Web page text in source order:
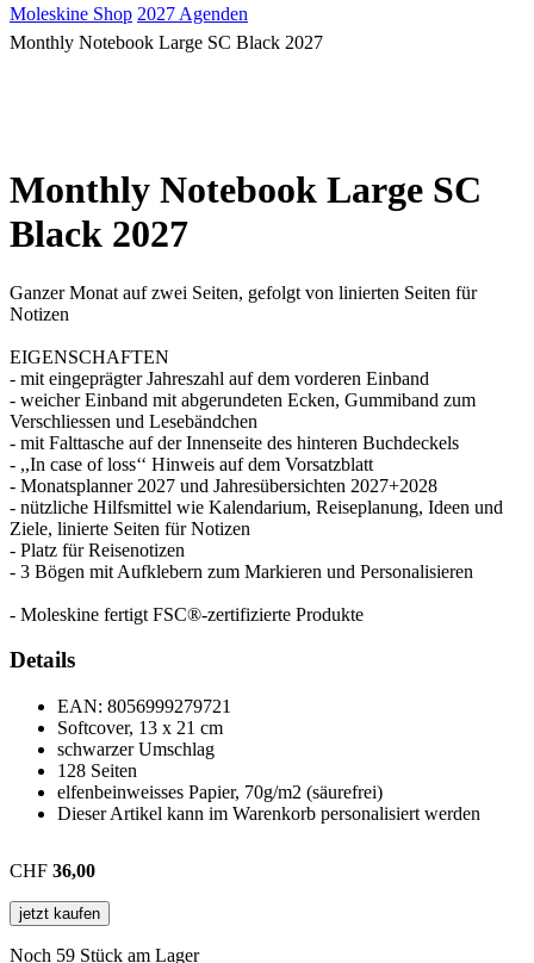
Moleskine Shop 2027 Agenden
Monthly Notebook Large SC Black 2027
Monthly Notebook Large SC
Black 2027
Ganzer Monat auf zwei Seiten, gefolgt von linierten Seiten für
Notizen
EIGENSCHAFTEN
- mit eingeprägter Jahreszahl auf dem vorderen Einband
- weicher Einband mit abgerundeten Ecken, Gummiband zum
Verschliessen und Lesebändchen
- mit Falttasche auf der Innenseite des hinteren Buchdeckels
- ,,In case of loss‘‘ Hinweis auf dem Vorsatzblatt
- Monatsplanner 2027 und Jahresübersichten 2027+2028
- nützliche Hilfsmittel wie Kalendarium, Reiseplanung, Ideen und
Ziele, linierte Seiten für Notizen
- Platz für Reisenotizen
- 3 Bögen mit Aufklebern zum Markieren und Personalisieren
- Moleskine fertigt FSC®-zertifizierte Produkte
Details
EAN: 8056999279721
Softcover, 13 x 21 cm
schwarzer Umschlag
128 Seiten
elfenbeinweisses Papier, 70g/m2 (säurefrei)
Dieser Artikel kann im Warenkorb personalisiert werden
CHF 36,00
jetzt kaufen
Noch 59 Stück am Lager